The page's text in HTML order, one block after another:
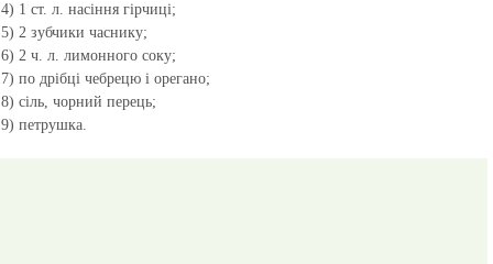
4) 1 ст. л. насіння гірчиці;
5) 2 зубчики часнику;
6) 2 ч. л. лимонного соку;
7) по дрібці чебрецю і орегано;
8) сіль, чорний перець;
9) петрушка.